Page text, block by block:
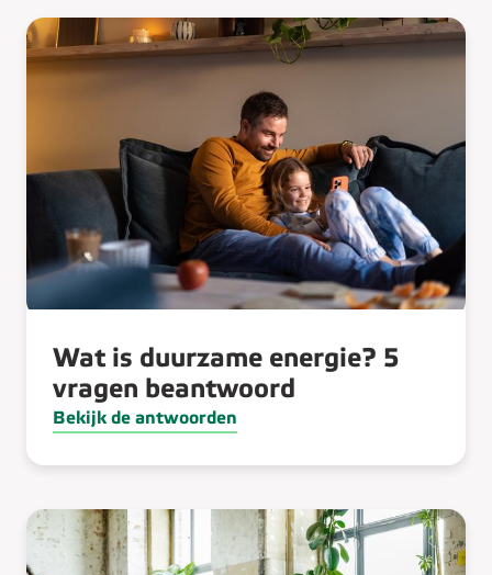
Wat is duurzame energie? 5
vragen beantwoord
Bekijk de antwoorden